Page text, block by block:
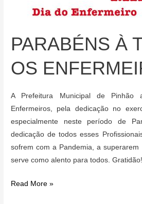
PARABÉNS À
OS
A Prefeitura Municipal de Pinhão
Enfermeiros, pela dedicação no
especialmente neste período de
dedicação de todos esses
sofrem com a Pandemia, a
serve como alento para todos.
PARABÉNS
Read More »